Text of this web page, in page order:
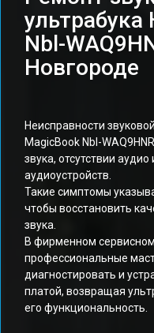
Nbl-
Новгороде
Неисправности
MagicBook Nbl-
звука, отсутствии
аудиоустройств.
Такие симптомы
чтобы восстановить
звука.
В фирменном
профессиональные
диагностировать и
платой, возвращая
его функциональность.